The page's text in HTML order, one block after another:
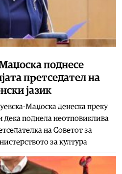
поднесе
претседател на
јазик
Маџоска денеска преку
дека поднела неотповиклива
на Советот за
за култура